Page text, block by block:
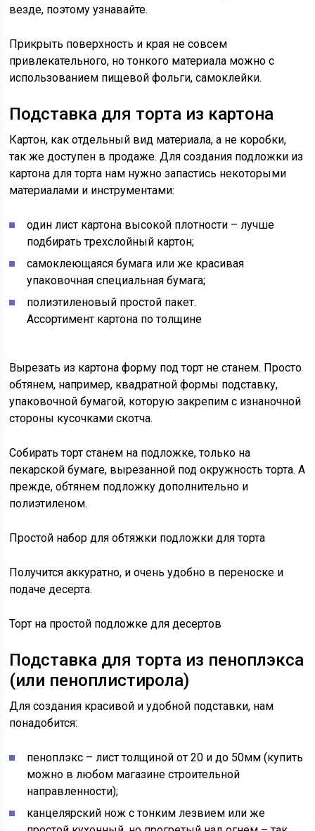
везде, поэтому узнавайте.
Прикрыть поверхность и края не совсем
привлекательного, но тонкого материала можно с
использованием пищевой фольги, самоклейки.
Подставка для торта из картона
Картон, как отдельный вид материала, а не коробки,
так же доступен в продаже. Для создания подложки из
картона для торта нам нужно запастись некоторыми
материалами и инструментами:
один лист картона высокой плотности – лучше
подбирать трехслойный картон;
самоклеющаяся бумага или же красивая
упаковочная специальная бумага;
полиэтиленовый простой пакет.
Ассортимент картона по толщине
Вырезать из картона форму под торт не станем. Просто
обтянем, например, квадратной формы подставку,
упаковочной бумагой, которую закрепим с изнаночной
стороны кусочками скотча.
Собирать торт станем на подложке, только на
пекарской бумаге, вырезанной под окружность торта. А
прежде, обтянем подложку дополнительно и
полиэтиленом.
Простой набор для обтяжки подложки для торта
Получится аккуратно, и очень удобно в переноске и
подаче десерта.
Торт на простой подложке для десертов
Подставка для торта из пеноплэкса
(или пеноплистирола)
Для создания красивой и удобной подставки, нам
понадобится:
пеноплэкс – лист толщиной от 20 и до 50мм (купить
можно в любом магазине строительной
направленности);
канцелярский нож с тонким лезвием или же